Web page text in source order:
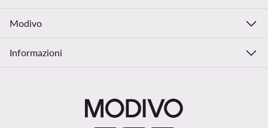
Modivo
Informazioni